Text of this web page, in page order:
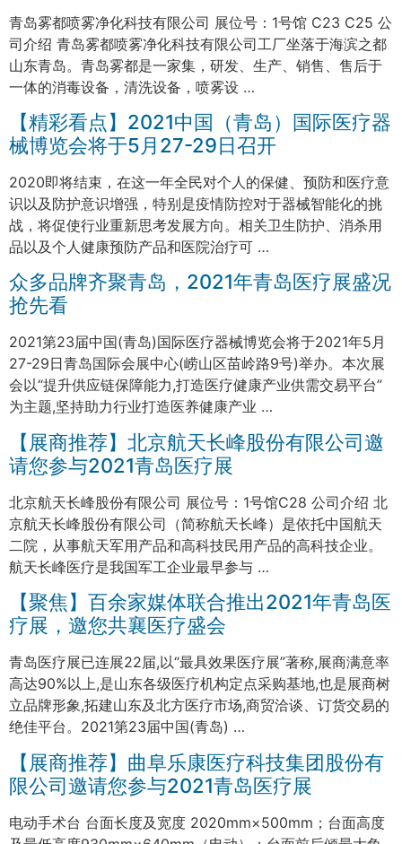
青岛雾都喷雾净化科技有限公司 展位号：1号馆 C23 C25 公
司介绍 青岛雾都喷雾净化科技有限公司工厂坐落于海滨之都
山东青岛。青岛雾都是一家集，研发、生产、销售、售后于
一体的消毒设备，清洗设备，喷雾设 …
【精彩看点】2021中国（青岛）国际医疗器
械博览会将于5月27-29日召开
2020即将结束，在这一年全民对个人的保健、预防和医疗意
识以及防护意识增强，特别是疫情防控对于器械智能化的挑
战，将促使行业重新思考发展方向。相关卫生防护、消杀用
品以及个人健康预防产品和医院治疗可 …
众多品牌齐聚青岛，2021年青岛医疗展盛况
抢先看
2021第23届中国(青岛)国际医疗器械博览会将于2021年5月
27-29日青岛国际会展中心(崂山区苗岭路9号)举办。本次展
会以“提升供应链保障能力,打造医疗健康产业供需交易平台”
为主题,坚持助力行业打造医养健康产业 …
【展商推荐】北京航天长峰股份有限公司邀
请您参与2021青岛医疗展
北京航天长峰股份有限公司 展位号：1号馆C28 公司介绍 北
京航天长峰股份有限公司（简称航天长峰）是依托中国航天
二院，从事航天军用产品和高科技民用产品的高科技企业。
航天长峰医疗是我国军工企业最早参与 …
【聚焦】百余家媒体联合推出2021年青岛医
疗展，邀您共襄医疗盛会
青岛医疗展已连展22届,以“最具效果医疗展”著称,展商满意率
高达90%以上,是山东各级医疗机构定点采购基地,也是展商树
立品牌形象,拓建山东及北方医疗市场,商贸洽谈、订货交易的
绝佳平台。2021第23届中国(青岛) …
【展商推荐】曲阜乐康医疗科技集团股份有
限公司邀请您参与2021青岛医疗展
电动手术台 台面长度及宽度 2020mm×500mm；台面高度